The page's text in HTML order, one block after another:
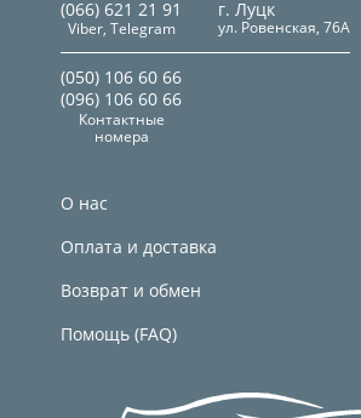
(066) 621 21 91
Viber, Telegram
г. Луцк
ул. Ровенская, 76А
(050) 106 60 66
(096) 106 60 66
Контактные
номера
О нас
Оплата и доставка
Возврат и обмен
Помощь (FAQ)